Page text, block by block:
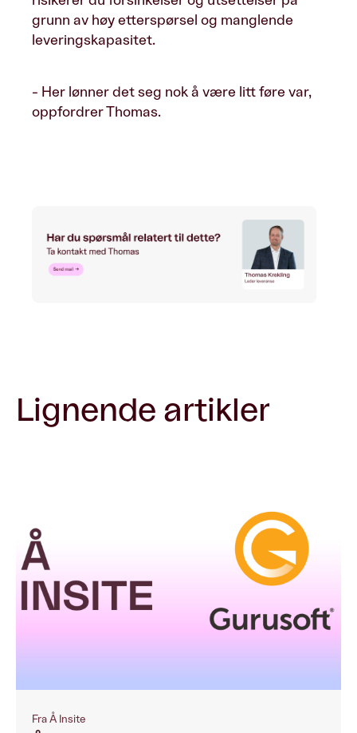
grunn av høy etterspørsel og manglende
leveringskapasitet.
- Her lønner det seg nok å være litt føre var,
oppfordrer Thomas.
Lignende artikler
Fra Å Insite